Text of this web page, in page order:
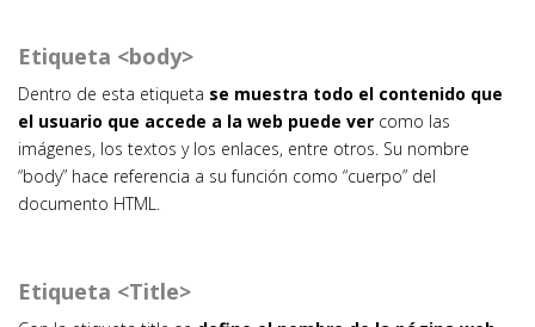
Etiqueta <body>
Dentro de esta etiqueta se muestra todo el contenido que
el usuario que accede a la web puede ver como las
imágenes, los textos y los enlaces, entre otros. Su nombre
“body” hace referencia a su función como “cuerpo” del
documento HTML.
Etiqueta <Title>